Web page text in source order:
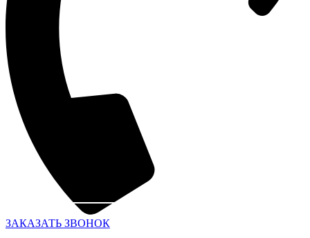
ЗАКАЗАТЬ ЗВОНОК